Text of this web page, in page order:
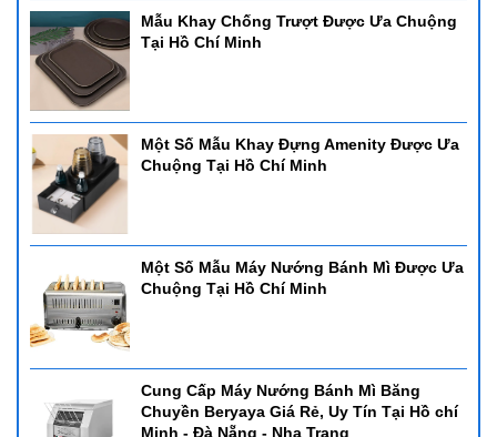
Mẫu Khay Chống Trượt Được Ưa Chuộng
Tại Hồ Chí Minh
Một Số Mẫu Khay Đựng Amenity Được Ưa
Chuộng Tại Hồ Chí Minh
Một Số Mẫu Máy Nướng Bánh Mì Được Ưa
Chuộng Tại Hồ Chí Minh
Cung Cấp Máy Nướng Bánh Mì Băng
Chuyền Beryaya Giá Rẻ, Uy Tín Tại Hồ chí
Minh - Đà Nẵng - Nha Trang